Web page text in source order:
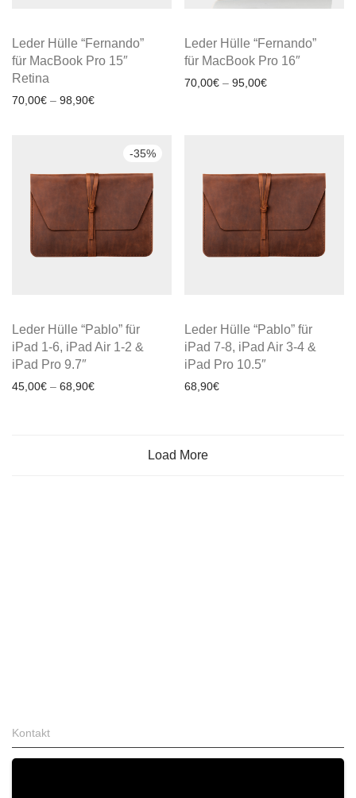
Leder Hülle “Fernando”
für MacBook Pro 15″
Retina
70,00€ – 98,90€
Leder Hülle “Fernando”
für MacBook Pro 16″
70,00€ – 95,00€
-35%
Leder Hülle “Pablo” für
iPad 1-6, iPad Air 1-2 &
iPad Pro 9.7″
45,00€ – 68,90€
Leder Hülle “Pablo” für
iPad 7-8, iPad Air 3-4 &
iPad Pro 10.5″
68,90€
Load More
Kontakt
Zahlung & Versand